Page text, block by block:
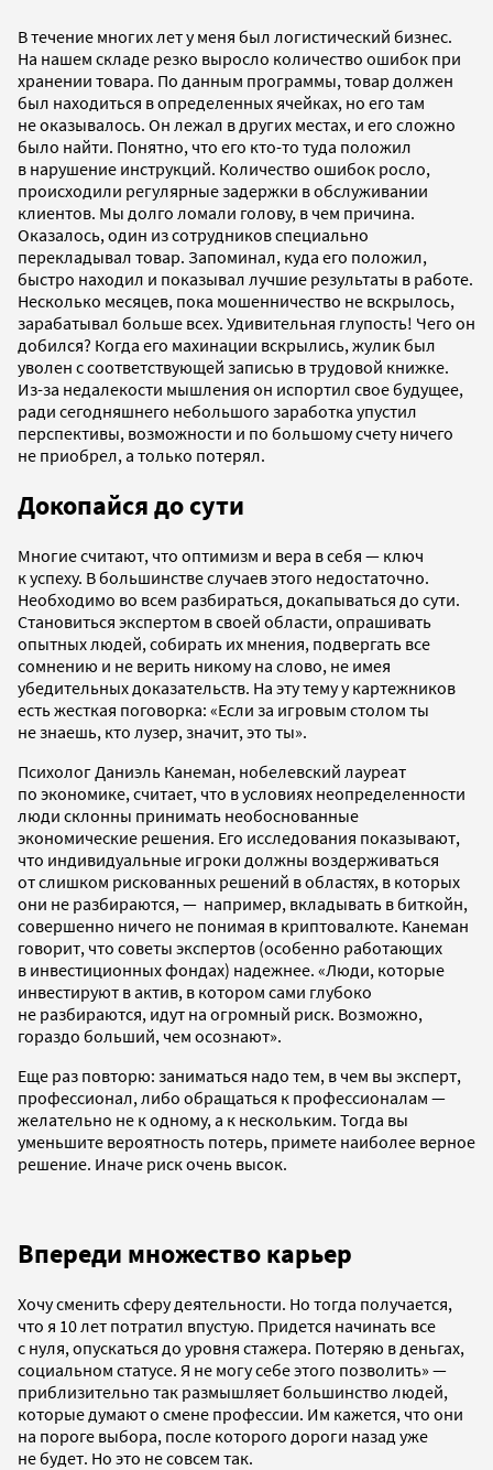
В течение многих лет у меня был логистический бизнес.
На нашем складе резко выросло количество ошибок при
хранении товара. По данным программы, товар должен
был находиться в определенных ячейках, но его там
не оказывалось. Он лежал в других местах, и его сложно
было найти. Понятно, что его кто-то туда положил
в нарушение инструкций. Количество ошибок росло,
происходили регулярные задержки в обслуживании
клиентов. Мы долго ломали голову, в чем причина.
Оказалось, один из сотрудников специально
перекладывал товар. Запоминал, куда его положил,
быстро находил и показывал лучшие результаты в работе.
Несколько месяцев, пока мошенничество не вскрылось,
зарабатывал больше всех. Удивительная глупость! Чего он
добился? Когда его махинации вскрылись, жулик был
уволен с соответствующей записью в трудовой книжке.
Из-за недалекости мышления он испортил свое будущее,
ради сегодняшнего небольшого заработка упустил
перспективы, возможности и по большому счету ничего
не приобрел, а только потерял.
Докопайся до сути
Многие считают, что оптимизм и вера в себя — ключ
к успеху. В большинстве случаев этого недостаточно.
Необходимо во всем разбираться, докапываться до сути.
Становиться экспертом в своей области, опрашивать
опытных людей, собирать их мнения, подвергать все
сомнению и не верить никому на слово, не имея
убедительных доказательств. На эту тему у картежников
есть жесткая поговорка: «Если за игровым столом ты
не знаешь, кто лузер, значит, это ты».
Психолог Даниэль Канеман, нобелевский лауреат
по экономике, считает, что в условиях неопределенности
люди склонны принимать необоснованные
экономические решения. Его исследования показывают,
что индивидуальные игроки должны воздерживаться
от слишком рискованных решений в областях, в которых
они не разбираются, — например, вкладывать в биткойн,
совершенно ничего не понимая в криптовалюте. Канеман
говорит, что советы экспертов (особенно работающих
в инвестиционных фондах) надежнее. «Люди, которые
инвестируют в актив, в котором сами глубоко
не разбираются, идут на огромный риск. Возможно,
гораздо больший, чем осознают».
Еще раз повторю: заниматься надо тем, в чем вы эксперт,
профессионал, либо обращаться к профессионалам —
желательно не к одному, а к нескольким. Тогда вы
уменьшите вероятность потерь, примете наиболее верное
решение. Иначе риск очень высок.
Впереди множество карьер
Хочу сменить сферу деятельности. Но тогда получается,
что я 10 лет потратил впустую. Придется начинать все
с нуля, опускаться до уровня стажера. Потеряю в деньгах,
социальном статусе. Я не могу себе этого позволить» —
приблизительно так размышляет большинство людей,
которые думают о смене профессии. Им кажется, что они
на пороге выбора, после которого дороги назад уже
не будет. Но это не совсем так.